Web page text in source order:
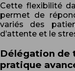
Cette flexibilité
permet de
variés des
d’attente et le
Délégation de
pratique